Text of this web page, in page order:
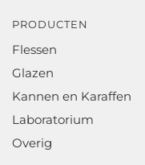
PRODUCTEN
Flessen
Glazen
Kannen en Karaffen
Laboratorium
Overig